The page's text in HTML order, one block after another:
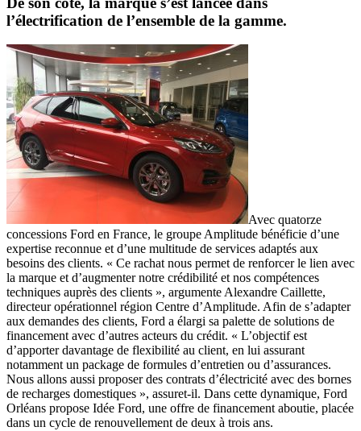
l’électrification de l’ensemble de la gamme.
Avec quatorze
concessions Ford en France, le groupe Amplitude bénéficie d’une
expertise reconnue et d’une multitude de services adaptés aux
besoins des clients. « Ce rachat nous permet de renforcer le lien avec
la marque et d’augmenter notre crédibilité et nos compétences
techniques auprès des clients », argumente Alexandre Caillette,
directeur opérationnel région Centre d’Amplitude. Afin de s’adapter
aux demandes des clients, Ford a élargi sa palette de solutions de
financement avec d’autres acteurs du crédit. « L’objectif est
d’apporter davantage de flexibilité au client, en lui assurant
notamment un package de formules d’entretien ou d’assurances.
Nous allons aussi proposer des contrats d’électricité avec des bornes
de recharges domestiques », assuret-il. Dans cette dynamique, Ford
Orléans propose Idée Ford, une offre de financement aboutie, placée
dans un cycle de renouvellement de deux à trois ans.